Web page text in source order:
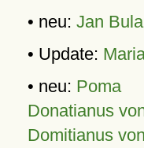
• neu: Jan
• Update:
• neu: Poma
Donatianus
Domitianus